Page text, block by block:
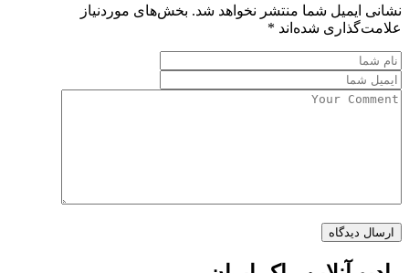
نشانی ایمیل شما منتشر نخواهد شد. بخش‌های موردنیاز
علامت‌گذاری شده‌اند *